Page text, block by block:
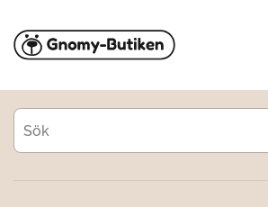
Skip to main content